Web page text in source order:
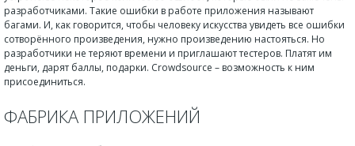
разработчиками. Такие ошибки в работе приложения называют
багами. И, как говорится, чтобы человеку искусства увидеть все ошибки
сотворённого произведения, нужно произведению настояться. Но
разработчики не теряют времени и приглашают тестеров. Платят им
деньги, дарят баллы, подарки. Crowdsource – возможность к ним
присоединиться.
ФАБРИКА ПРИЛОЖЕНИЙ